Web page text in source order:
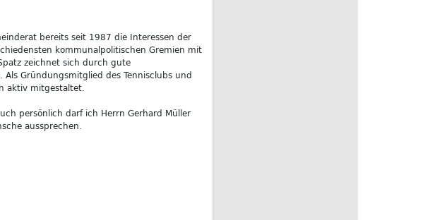
bereits seit 1987 die Interessen der
kommunalpolitischen Gremien mit
zeichnet sich durch gute
Gründungsmitglied des Tennisclubs und
aktiv mitgestaltet.
persönlich darf ich Herrn Gerhard Müller
aussprechen.